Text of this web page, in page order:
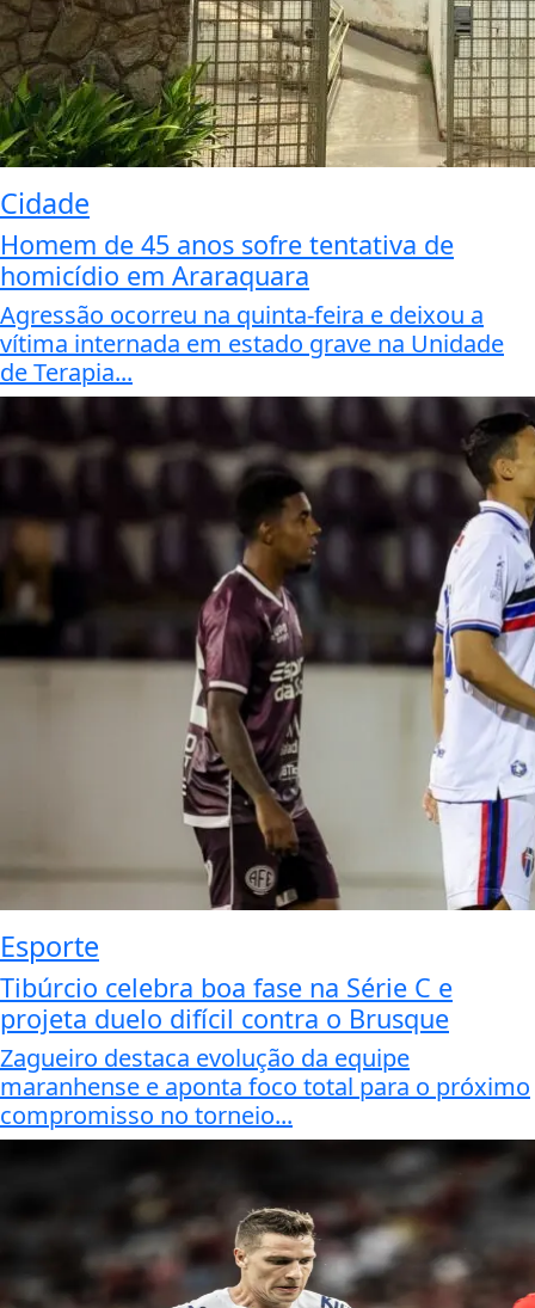
Cidade
Homem de 45 anos sofre tentativa de
homicídio em Araraquara
Agressão ocorreu na quinta-feira e deixou a
vítima internada em estado grave na Unidade
de Terapia...
Esporte
Tibúrcio celebra boa fase na Série C e
projeta duelo difícil contra o Brusque
Zagueiro destaca evolução da equipe
maranhense e aponta foco total para o próximo
compromisso no torneio...